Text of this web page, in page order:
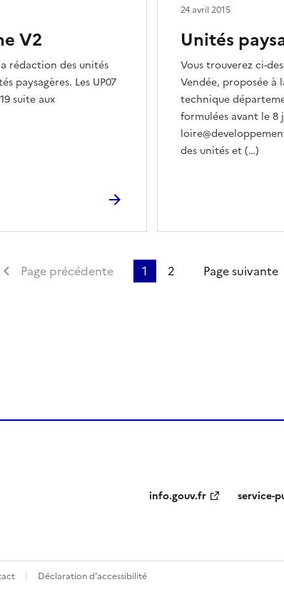
V2
rédaction des unités
paysagères. Les UP07
suite aux
Unités
Vous trouverez ci-
Vendée, proposée à
technique
formulées avant le 8
des unités et (…)
24 avril 2015
page
Page précédente 1 2 Page suivante
info.gouv.fr service-
Déclaration d’accessibilité